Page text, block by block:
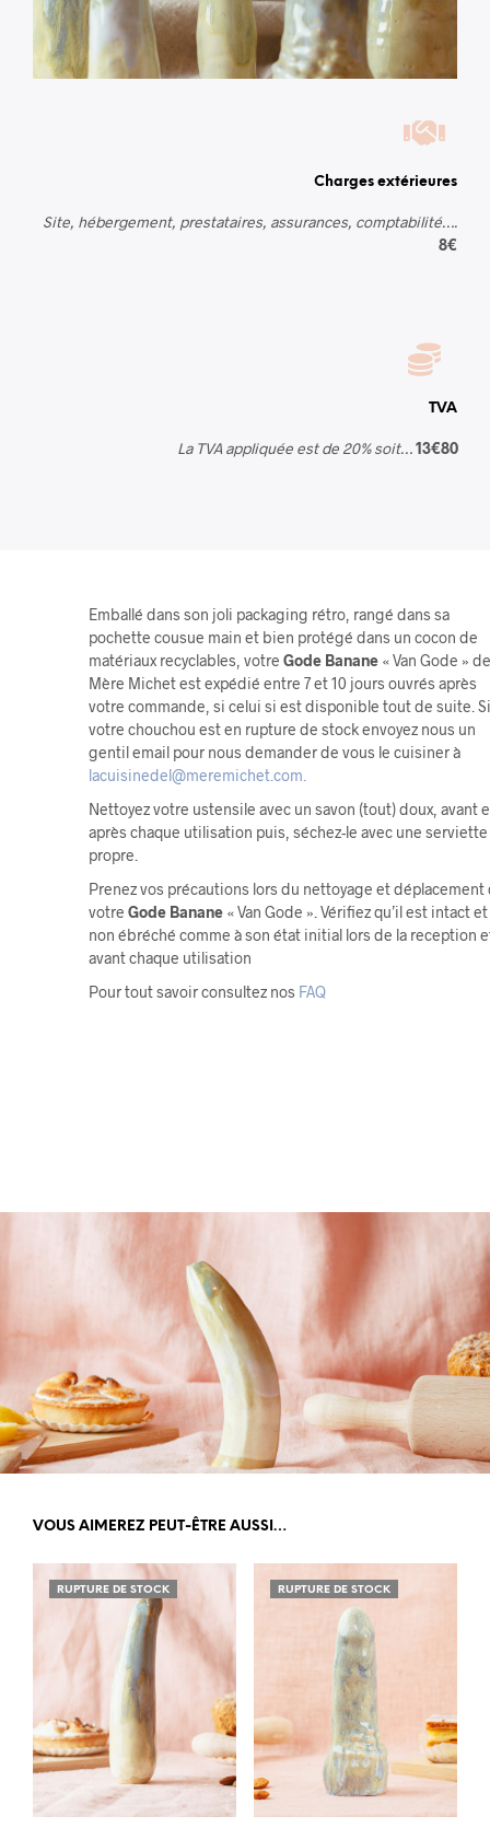
Charges extérieures
Site, hébergement, prestataires, assurances, comptabilité….
8€
TVA
La TVA appliquée est de 20% soit…13€80
Emballé dans son joli packaging rétro, rangé dans sa
pochette cousue main et bien protégé dans un cocon de
matériaux recyclables, votre Gode Banane« Van Gode »
Mère Michet est expédié entre 7 et 10 jours ouvrés après
votre commande, si celui si est disponible tout de suite. Si
votre chouchou est en rupture de stock envoyez nous un
gentil email pour nous demander de vous le cuisiner à
lacuisinedel@meremichet.com.
Nettoyez votre ustensile avec un savon (tout) doux, avant
après chaque utilisation puis, séchez-le avec une serviette
propre.
Prenez vos précautions lors du nettoyage et déplacement
votre Gode Banane« Van Gode ». Vérifiez qu’il est intact et
non ébréché comme à son état initial lors de la reception
avant chaque utilisation
Pour tout savoir consultez nos FAQ
VOUS AIMEREZ PEUT-ÊTRE AUSSI…
RUPTURE DE STOCK RUPTURE DE STOCK